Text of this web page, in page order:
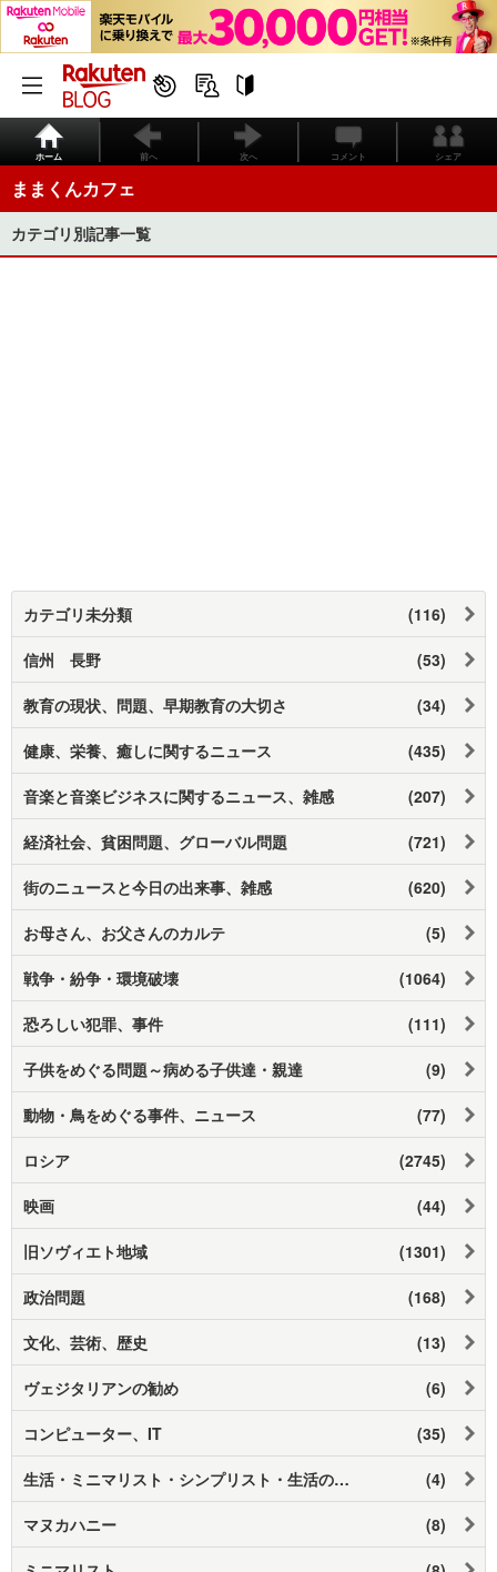
ホーム 前へ 次へ コメント シェア
ままくんカフェ
カテゴリ別記事一覧
カテゴリ未分類 (116)
信州 長野 (53)
教育の現状、問題、早期教育の大切さ (34)
健康、栄養、癒しに関するニュース (435)
音楽と音楽ビジネスに関するニュース、雑感 (207)
経済社会、貧困問題、グローバル問題 (721)
街のニュースと今日の出来事、雑感 (620)
お母さん、お父さんのカルテ (5)
戦争・紛争・環境破壊 (1064)
恐ろしい犯罪、事件 (111)
子供をめぐる問題～病める子供達・親達 (9)
動物・鳥をめぐる事件、ニュース (77)
ロシア (2745)
映画 (44)
旧ソヴィエト地域 (1301)
政治問題 (168)
文化、芸術、歴史 (13)
ヴェジタリアンの勧め (6)
コンピューター、IT (35)
生活・ミニマリスト・シンプリスト・生活の知恵 (4)
マヌカハニー (8)